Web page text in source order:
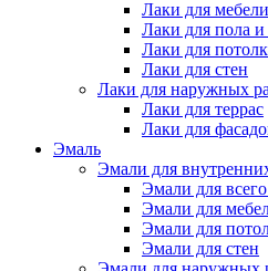
Лаки для
Лаки для пола и
Лаки для
Лаки для стен
Лаки для наружных
Лаки для террас
Лаки для
Эмаль
Эмали для
Эмали для
Эмали для
Эмали для
Эмали для стен